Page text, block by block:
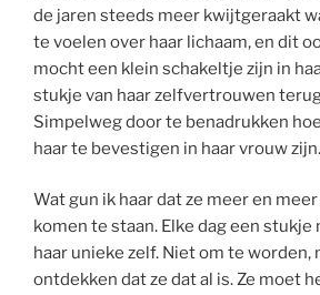
de jaren steeds meer kwijtgeraakt
te voelen over haar lichaam, en dit
mocht een klein schakeltje zijn in
stukje van haar zelfvertrouwen
Simpelweg door te benadrukken
haar te bevestigen in haar vrouw zijn.
Wat gun ik haar dat ze meer en
komen te staan. Elke dag een
haar unieke zelf. Niet om te worden,
ontdekken dat ze dat al is. Ze moet